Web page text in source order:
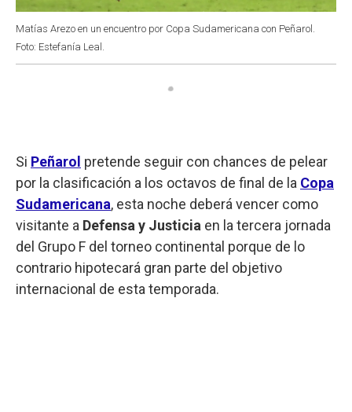
Matías Arezo en un encuentro por Copa Sudamericana con Peñarol.
Foto: Estefanía Leal.
Si Peñarol pretende seguir con chances de pelear
por la clasificación a los octavos de final de la Copa
Sudamericana, esta noche deberá vencer como
visitante a Defensa y Justicia en la tercera jornada
del Grupo F del torneo continental porque de lo
contrario hipotecará gran parte del objetivo
internacional de esta temporada.